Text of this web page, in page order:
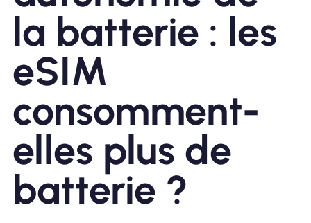
À propos de l'eSIM
Pourquoi Nomad eSIM
Utiliser une eSIM
Pour le business
la batterie : les
eSIM
consomment-
elles plus de
batterie ?